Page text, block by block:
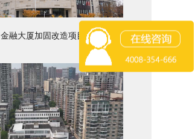
金融大厦加固改造项目